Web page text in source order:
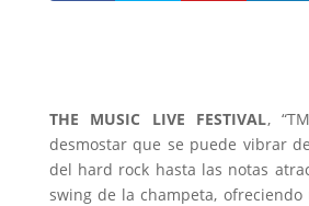
THE MUSIC LIVE FESTIVAL,
desmostar que se puede vibrar
del hard rock hasta las notas
swing de la champeta,